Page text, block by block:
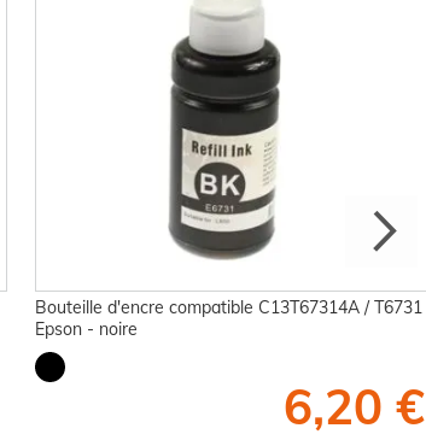
Bouteille d'encre compatible C13T67314A / T6731
Epson - noire
6,20 €